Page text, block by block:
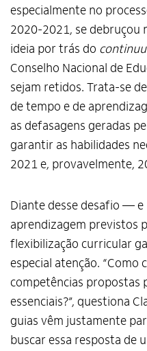
especialmente no
2020-2021, se debruçou
ideia por trás do
Conselho Nacional de
sejam retidos. Trata-se
de tempo e de
as defasagens geradas
garantir as habilidades
2021 e, provavelmente,
Diante desse desafio —
aprendizagem previstos
flexibilização curricular
especial atenção. “Como
competências propostas
essenciais?”, questiona
guias vêm justamente
buscar essa resposta de